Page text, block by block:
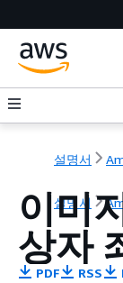
설명서
설명서
이미
상자
PDF RSS